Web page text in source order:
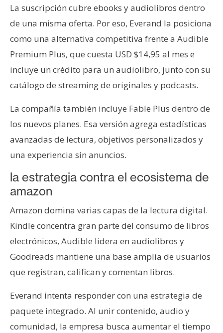
b
l
c
i
d
a
d
La suscripción cubre ebooks y audiolibros dentro
de una misma oferta. Por eso, Everand la posiciona
como una alternativa competitiva frente a Audible
Premium Plus, que cuesta USD $14,95 al mes e
incluye un crédito para un audiolibro, junto con su
catálogo de streaming de originales y podcasts.
La compañía también incluye Fable Plus dentro de
los nuevos planes. Esa versión agrega estadísticas
avanzadas de lectura, objetivos personalizados y
una experiencia sin anuncios.
la estrategia contra el ecosistema de
amazon
Amazon domina varias capas de la lectura digital.
Kindle concentra gran parte del consumo de libros
electrónicos, Audible lidera en audiolibros y
Goodreads mantiene una base amplia de usuarios
que registran, califican y comentan libros.
Everand intenta responder con una estrategia de
paquete integrado. Al unir contenido, audio y
comunidad, la empresa busca aumentar el tiempo